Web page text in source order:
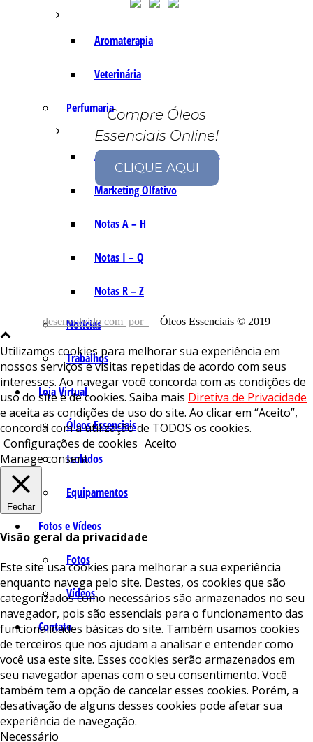
Aromaterapia
Veterinária
Perfumaria
As Notas e Famílias Olfativas
Marketing Olfativo
Notas A – H
Notas I – Q
Notas R – Z
Notícias
Trabalhos
Loja Virtual
Óleos Essenciais
Isolados
Equipamentos
Fotos e Vídeos
Fotos
Vídeos
Contato
Compre Óleos
Essenciais Online!
CLIQUE AQUI
desenvolvido com por Óleos Essenciais © 2019
Utilizamos cookies para melhorar sua experiência em
nossos serviços e visitas repetidas de acordo com seus
interesses. Ao navegar você concorda com as condições de
uso do site e de cookies. Saiba mais Diretiva de Privacidade
e aceita as condições de uso do site. Ao clicar em “Aceito”,
concorda com a utilização de TODOS os cookies.
Configurações de cookies Aceito
Manage consent
Fechar
Visão geral da privacidade
Este site usa cookies para melhorar a sua experiência
enquanto navega pelo site. Destes, os cookies que são
categorizados como necessários são armazenados no seu
navegador, pois são essenciais para o funcionamento das
funcionalidades básicas do site. Também usamos cookies
de terceiros que nos ajudam a analisar e entender como
você usa este site. Esses cookies serão armazenados em
seu navegador apenas com o seu consentimento. Você
também tem a opção de cancelar esses cookies. Porém, a
desativação de alguns desses cookies pode afetar sua
experiência de navegação.
Necessário